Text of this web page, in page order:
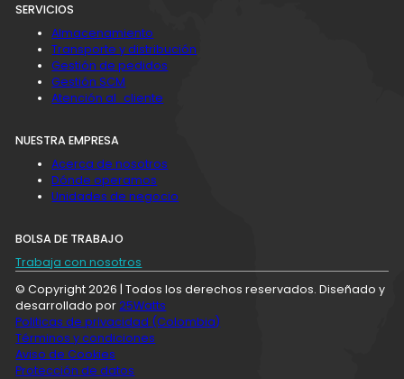
SERVICIOS
Almacenamiento
Transporte y distribución
Gestión de pedidos
Gestión SCM
Atención al cliente
NUESTRA EMPRESA
Acerca de nosotros
Dónde operamos
Unidades de negocio
BOLSA DE TRABAJO
Trabaja con nosotros
© Copyright 2026 | Todos los derechos reservados. Diseñado y
desarrollado por25Watts
Politicas de privacidad (Colombia)
Términos y condiciones
Aviso de Cookies
Protección de datos